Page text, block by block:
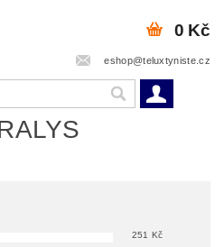
eshop@teluxtyniste.cz
0 Kč
251 Kč